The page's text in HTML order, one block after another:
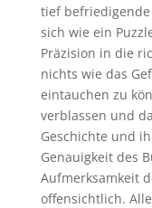
tief
sich wie ein
Präzision in die
nichts wie das
eintauchen zu
verblassen und
Geschichte und
Genauigkeit des
Aufmerksamkeit
offensichtlich.